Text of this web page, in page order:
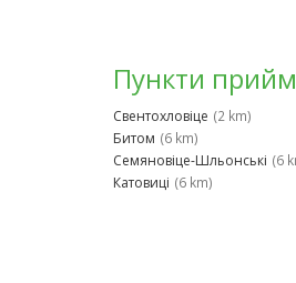
Пункти
Свентохловіце (2 km)
Битом (6 km)
Семяновіце-Шльонські (6
Катовиці (6 km)